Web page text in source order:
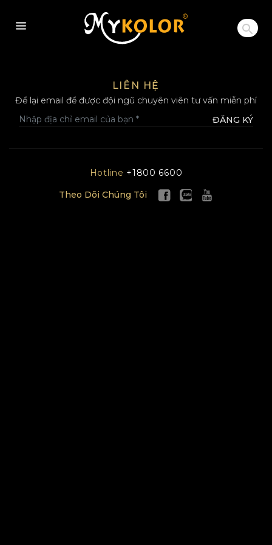
MYKOLOR
LIÊN HỆ
Để lại email để được đội ngũ chuyên viên tư vấn miễn phí
ĐĂNG KÝ
Hotline +1800 6600
Theo Dõi Chúng Tôi